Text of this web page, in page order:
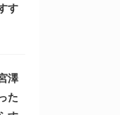
す
澤
た